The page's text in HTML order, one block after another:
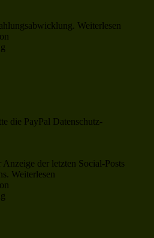
Weiterlesen
die PayPal Datenschutz-
der letzten Social-Posts
Weiterlesen